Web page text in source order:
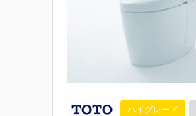
ハイグレード